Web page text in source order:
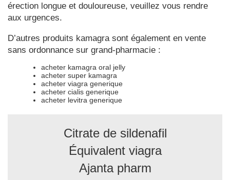
érection longue et douloureuse, veuillez vous rendre
aux urgences.
D’autres produits kamagra sont également en vente
sans ordonnance sur grand-pharmacie :
acheter kamagra oral jelly
acheter super kamagra
acheter viagra generique
acheter cialis generique
acheter levitra generique
Citrate de sildenafil
Équivalent viagra
Ajanta pharm